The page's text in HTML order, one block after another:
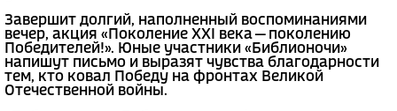
Завершит долгий, наполненный воспоминаниями
вечер, акция «Поколение XXI века — поколению
Победителей!». Юные участники «Библионочи»
напишут письмо и выразят чувства благодарности
тем, кто ковал Победу на фронтах Великой
Отечественной войны.